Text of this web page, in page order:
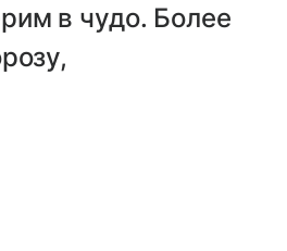
в чудо. Более